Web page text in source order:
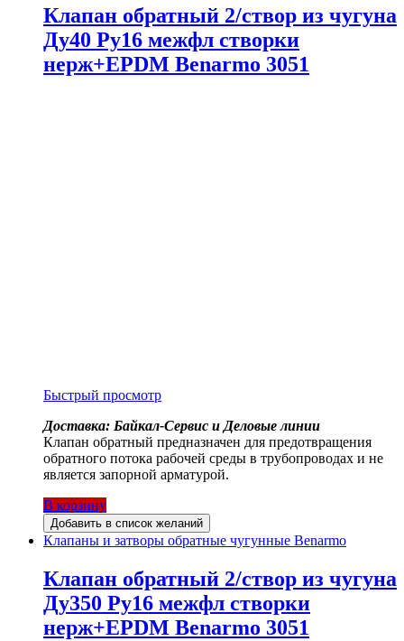
Клапан обратный 2/створ из чугуна
Ду40 Ру16 межфл створки
нерж+EPDM Benarmo 3051
Быстрый просмотр
Доставка: Байкал-Сервис и Деловые линии
Клапан обратный предназначен для предотвращения
обратного потока рабочей среды в трубопроводах и не
является запорной арматурой.
В корзину
Добавить в список желаний
Клапаны и затворы обратные чугунные Benarmo
Клапан обратный 2/створ из чугуна
Ду350 Ру16 межфл створки
нерж+EPDM Benarmo 3051